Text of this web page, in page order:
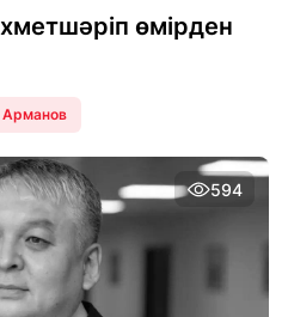
өмірден
Арманов
594